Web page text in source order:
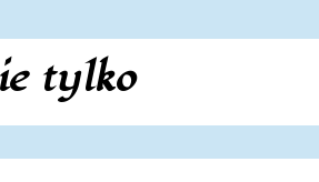
tylko